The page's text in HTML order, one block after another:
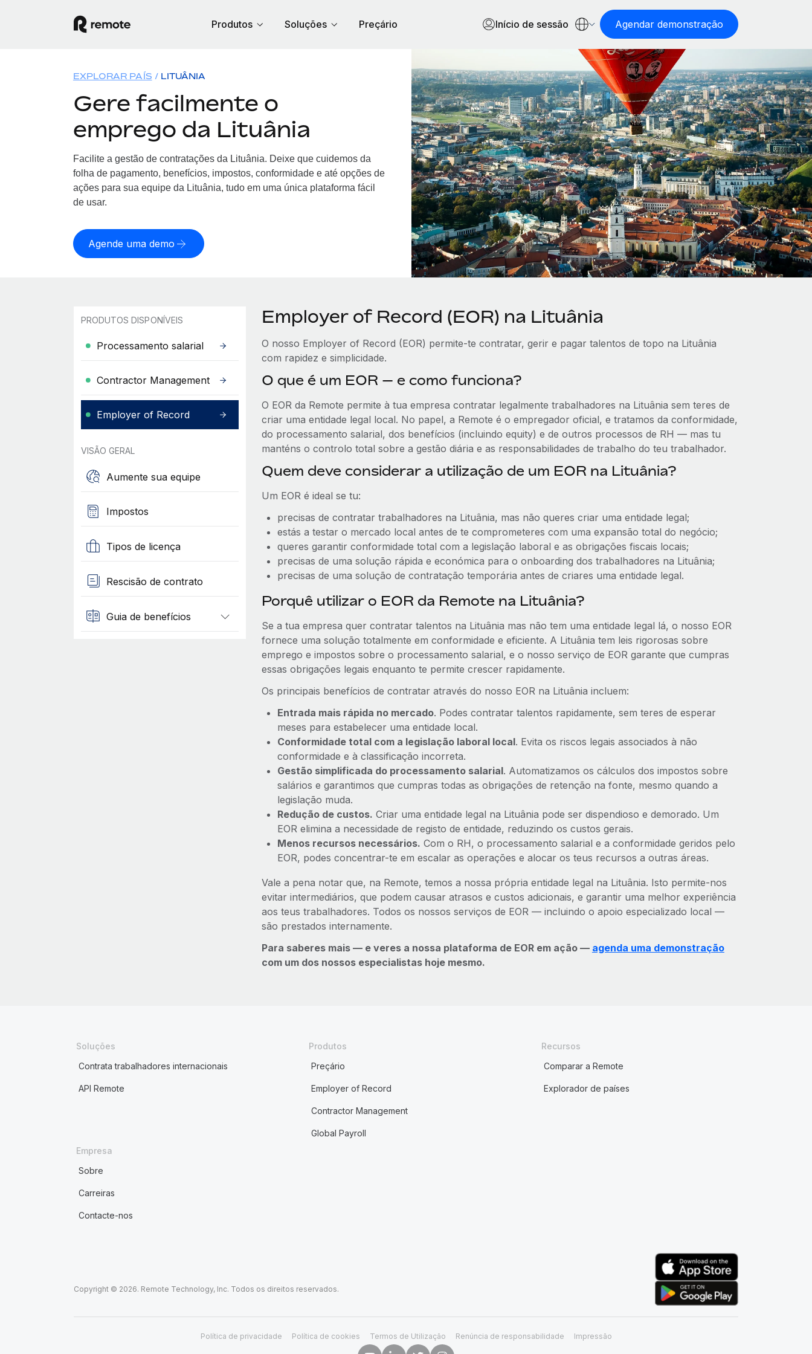
Produtos Soluções Preçário Início de sessão Agendar demonstração
EXPLORAR PAÍS LITUÂNIA
Gere facilmente o
emprego da Lituânia
Facilite a gestão de contratações da Lituânia. Deixe que cuidemos da
folha de pagamento, benefícios, impostos, conformidade e até opções de
ações para sua equipe da Lituânia, tudo em uma única plataforma fácil
de usar.
Agende uma demo
PRODUTOS DISPONÍVEIS
Processamento salarial
Contractor Management
Employer of Record
VISÃO GERAL
Aumente sua equipe
Impostos
Tipos de licença
Rescisão de contrato
Guia de benefícios
Employer of Record (EOR) na Lituânia
O nosso Employer of Record (EOR) permite-te contratar, gerir e pagar talentos de topo na Lituânia
com rapidez e simplicidade.
O que é um EOR — e como funciona?
O EOR da Remote permite à tua empresa contratar legalmente trabalhadores na Lituânia sem teres de
criar uma entidade legal local. No papel, a Remote é o empregador oficial, e tratamos da conformidade,
do processamento salarial, dos benefícios (incluindo equity) e de outros processos de RH — mas tu
manténs o controlo total sobre a gestão diária e as responsabilidades de trabalho do teu trabalhador.
Quem deve considerar a utilização de um EOR na Lituânia?
Um EOR é ideal se tu:
precisas de contratar trabalhadores na Lituânia, mas não queres criar uma entidade legal;
estás a testar o mercado local antes de te comprometeres com uma expansão total do negócio;
queres garantir conformidade total com a legislação laboral e as obrigações fiscais locais;
precisas de uma solução rápida e económica para o onboarding dos trabalhadores na Lituânia;
precisas de uma solução de contratação temporária antes de criares uma entidade legal.
Porquê utilizar o EOR da Remote na Lituânia?
Se a tua empresa quer contratar talentos na Lituânia mas não tem uma entidade legal lá, o nosso EOR
fornece uma solução totalmente em conformidade e eficiente. A Lituânia tem leis rigorosas sobre
emprego e impostos sobre o processamento salarial, e o nosso serviço de EOR garante que cumpras
essas obrigações legais enquanto te permite crescer rapidamente.
Os principais benefícios de contratar através do nosso EOR na Lituânia incluem:
Entrada mais rápida no mercado. Podes contratar talentos rapidamente, sem teres de esperar
meses para estabelecer uma entidade local.
Conformidade total com a legislação laboral local. Evita os riscos legais associados à não
conformidade e à classificação incorreta.
Gestão simplificada do processamento salarial. Automatizamos os cálculos dos impostos sobre
salários e garantimos que cumpras todas as obrigações de retenção na fonte, mesmo quando a
legislação muda.
Redução de custos. Criar uma entidade legal na Lituânia pode ser dispendioso e demorado. Um
EOR elimina a necessidade de registo de entidade, reduzindo os custos gerais.
Menos recursos necessários. Com o RH, o processamento salarial e a conformidade geridos pelo
EOR, podes concentrar-te em escalar as operações e alocar os teus recursos a outras áreas.
Vale a pena notar que, na Remote, temos a nossa própria entidade legal na Lituânia. Isto permite-nos
evitar intermediários, que podem causar atrasos e custos adicionais, e garantir uma melhor experiência
aos teus trabalhadores. Todos os nossos serviços de EOR — incluindo o apoio especializado local —
são prestados internamente.
Para saberes mais — e veres a nossa plataforma de EOR em ação — agenda uma demonstração
com um dos nossos especialistas hoje mesmo.
Soluções
Contrata trabalhadores internacionais
API Remote
Produtos
Preçário
Employer of Record
Contractor Management
Global Payroll
Recursos
Comparar a Remote
Explorador de países
Empresa
Sobre
Carreiras
Contacte-nos
Copyright © 2026. Remote Technology, Inc. Todos os direitos reservados.
Política de privacidade Política de cookies Termos de Utilização Renúncia de responsabilidade Impressão